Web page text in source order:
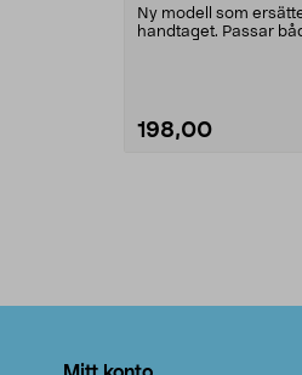
Ny modell som
handtaget. Passar
198,00